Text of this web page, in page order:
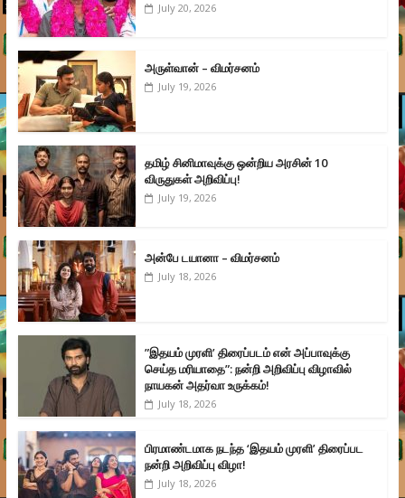
July 20, 2026
அருள்வான் – விமர்சனம்
July 19, 2026
தமிழ் சினிமாவுக்கு ஒன்றிய அரசின் 10
விருதுகள் அறிவிப்பு!
July 19, 2026
அன்பே டயானா – விமர்சனம்
July 18, 2026
”இதயம் முரளி’ திரைப்படம் என் அப்பாவுக்கு
செய்த மரியாதை”: நன்றி அறிவிப்பு விழாவில்
நாயகன் அதர்வா உருக்கம்!
July 18, 2026
பிரமாண்டமாக நடந்த ‘இதயம் முரளி’ திரைப்பட
நன்றி அறிவிப்பு விழா!
July 18, 2026